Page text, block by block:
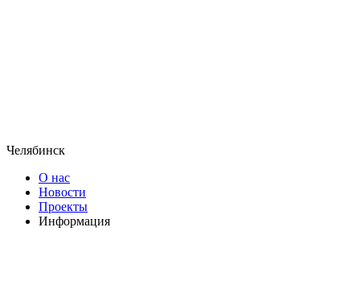
Челябинск
О нас
Новости
Проекты
Информация